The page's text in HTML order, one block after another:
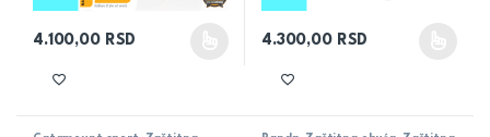
4.100,00 RSD 4.300,00 RSD